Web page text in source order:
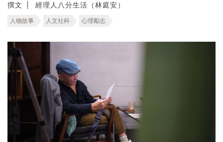
撰文 經理人八分生活（林庭安）
人物故事 人文社科 心理勵志